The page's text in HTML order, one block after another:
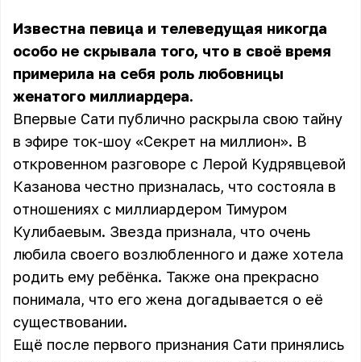
Известна певица и телеведущая никогда
особо не скрывала того, что в своё время
примерила на себя роль любовницы
женатого миллиардера.
Впервые Сати публично раскрыла свою тайну
в эфире ток-шоу «Секрет на миллион». В
откровенном разговоре с Лерой Кудрявцевой
Казанова честно призналась, что состояла в
отношениях с миллиардером Тимуром
Кулибаевым. Звезда признала, что очень
любила своего возлюбленного и даже хотела
родить ему ребёнка. Также она прекрасно
понимала, что его жена догадывается о её
существовании.
Ещё после первого признания Сати принялись